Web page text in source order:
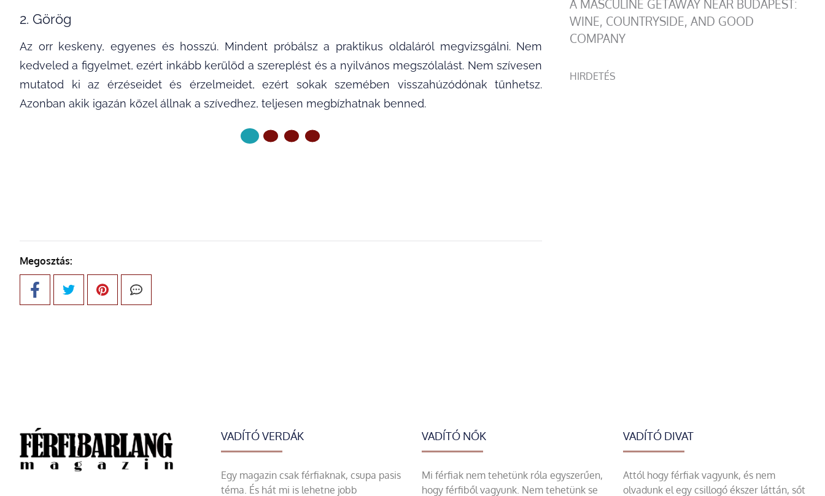
2. Görög
Az orr keskeny, egyenes és hosszú. Mindent próbálsz a praktikus oldaláról megvizsgálni. Nem
kedveled a figyelmet, ezért inkább kerülöd a szereplést és a nyilvános megszólalást. Nem szívesen
mutatod ki az érzéseidet és érzelmeidet, ezért sokak szemében visszahúzódónak tűnhetsz.
Azonban akik igazán közel állnak a szívedhez, teljesen megbízhatnak benned.
Megosztás:
A MASCULINE GETAWAY NEAR BUDAPEST:
WINE, COUNTRYSIDE, AND GOOD
COMPANY
HIRDETÉS
VADÍTÓ VERDÁK
Egy magazin csak férfiaknak, csupa pasis
téma. És hát mi is lehetne jobb
VADÍTÓ NŐK
Mi férfiak nem tehetünk róla egyszerűen,
hogy férfiből vagyunk. Nem tehetünk se
VADÍTÓ DIVAT
Attól hogy férfiak vagyunk, és nem
olvadunk el egy csillogó ékszer láttán, sőt